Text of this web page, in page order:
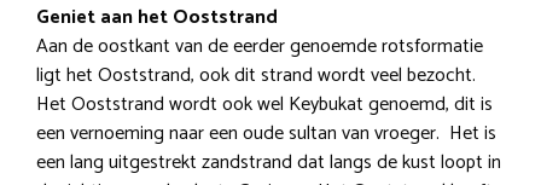
Geniet aan het Ooststrand
Aan de oostkant van de eerder genoemde rotsformatie
ligt het Ooststrand, ook dit strand wordt veel bezocht.
Het Ooststrand wordt ook wel Keybukat genoemd, dit is
een vernoeming naar een oude sultan van vroeger. Het is
een lang uitgestrekt zandstrand dat langs de kust loopt in